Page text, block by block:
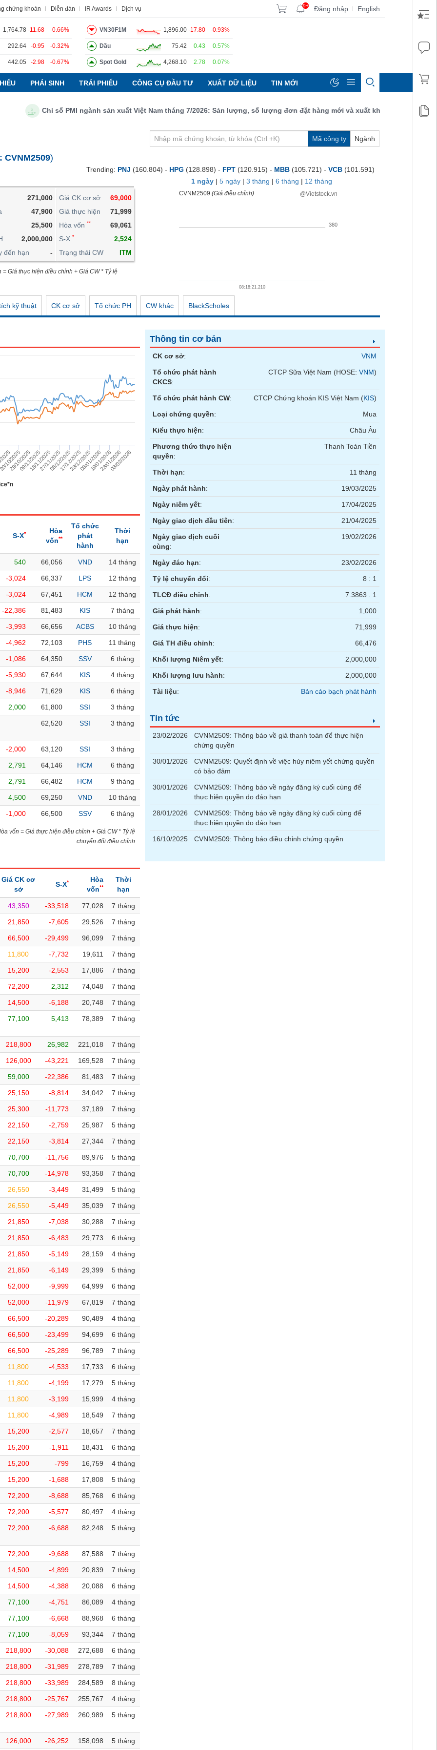
chứng khoán Diễn đàn IR Awards Dịch vụ 9+ Đăng nhập | English
1,764.78 -11.68 -0.66%
292.64 -0.95 -0.32%
442.05 -2.98 -0.67%
VN30F1M 1,896.00 -17.80 -0.93%
Dầu 75.42 0.43 0.57%
Spot Gold 4,268.10 2.78 0.07%
PHÁI SINH TRÁI PHIẾU CÔNG CỤ ĐẦU TƯ XUẤT DỮ LIỆU TIN MỚI
Chỉ số PMI ngành sản xuất Việt Nam tháng 7/2026: Sản lượng, số lượng đơn đặt hàng mới và xuất khẩu đều tăng đạt 52,9
Mã công ty Ngành
CVNM2509)
271,000
47,900
25,500
2,000,000
đến hạn
-
Giá CK cơ sở
69,000
Giá thực hiện
71,999
Hòa vốn **
69,061
S-X *
2,524
Trạng thái CW
ITM
Giá thực hiện điều chỉnh + Giá CW * Tỷ lệ
Trending: PNJ (160.804) - HPG (128.898) - FPT (120.915) - MBB (105.721) - VCB (101.591)
1 ngày | 5 ngày | 3 tháng | 6 tháng | 12 tháng
CVNM2509 (Giá điều chỉnh) @Vietstock.vn
08:18:21.210
380
kỹ thuật CK cơ sở Tổ chức PH CW khác BlackScholes
10/2025
29/10/2025
09/11/2025
18/11/2025
27/11/2025
08/12/2025
17/12/2025
28/12/2025
08/01/2026
19/01/2026
28/01/2026
08/02/2026
S-X*
Hòa
vốn**
Tổ chức
phát
hành
Thời
hạn
540 66,056 VND 14 tháng
-3,024 66,337 LPS 12 tháng
-3,024 67,451 HCM 12 tháng
-22,386 81,483 KIS 7 tháng
-3,993 66,656 ACBS 10 tháng
-4,962 72,103 PHS 11 tháng
-1,086 64,350 SSV 6 tháng
-5,930 67,644 KIS 4 tháng
-8,946 71,629 KIS 6 tháng
2,000 61,800 SSI 3 tháng
62,520 SSI 3 tháng
-2,000 63,120 SSI 3 tháng
2,791 64,146 HCM 6 tháng
2,791 66,482 HCM 9 tháng
4,500 69,250 VND 10 tháng
-1,000 66,500 SSV 6 tháng
vốn = Giá thực hiện điều chỉnh + Giá CW * Tỷ lệ
chuyển đổi điều chỉnh
Giá CK cơ
sở
S-X*
Hòa
vốn**
Thời
hạn
43,350 -33,518 77,028 7 tháng
21,850 -7,605 29,526 7 tháng
66,500 -29,499 96,099 7 tháng
11,800 -7,732 19,611 7 tháng
15,200 -2,553 17,886 7 tháng
72,200 2,312 74,048 7 tháng
14,500 -6,188 20,748 7 tháng
77,100 5,413 78,389 7 tháng
218,800 26,982 221,018 7 tháng
126,000 -43,221 169,528 7 tháng
59,000 -22,386 81,483 7 tháng
25,150 -8,814 34,042 7 tháng
25,300 -11,773 37,189 7 tháng
22,150 -2,759 25,987 5 tháng
22,150 -3,814 27,344 7 tháng
70,700 -11,756 89,976 5 tháng
70,700 -14,978 93,358 7 tháng
26,550 -3,449 31,499 5 tháng
26,550 -5,449 35,039 7 tháng
21,850 -7,038 30,288 7 tháng
21,850 -6,483 29,773 6 tháng
21,850 -5,149 28,159 4 tháng
21,850 -6,149 29,399 5 tháng
52,000 -9,999 64,999 6 tháng
52,000 -11,979 67,819 7 tháng
66,500 -20,289 90,489 4 tháng
66,500 -23,499 94,699 6 tháng
66,500 -25,289 96,789 7 tháng
11,800 -4,533 17,733 6 tháng
11,800 -4,199 17,279 5 tháng
11,800 -3,199 15,999 4 tháng
11,800 -4,989 18,549 7 tháng
15,200 -2,577 18,657 7 tháng
15,200 -1,911 18,431 6 tháng
15,200 -799 16,759 4 tháng
15,200 -1,688 17,808 5 tháng
72,200 -8,688 85,768 6 tháng
72,200 -5,577 80,497 4 tháng
72,200 -6,688 82,248 5 tháng
72,200 -9,688 87,588 7 tháng
14,500 -4,899 20,839 7 tháng
14,500 -4,388 20,088 6 tháng
77,100 -4,751 86,089 4 tháng
77,100 -6,668 88,968 6 tháng
77,100 -8,059 93,344 7 tháng
218,800 -30,088 272,688 6 tháng
218,800 -31,989 278,789 7 tháng
218,800 -33,989 284,589 8 tháng
218,800 -25,767 255,767 4 tháng
218,800 -27,989 260,989 5 tháng
126,000 -26,252 158,098 5 tháng
Thông tin cơ bản
CK cơ sở: VNM
Tổ chức phát hành
CKCS:
CTCP Sữa Việt Nam (HOSE:VNM)
Tổ chức phát hành CW: CTCP Chứng khoán KIS Việt Nam (KIS)
Loại chứng quyền: Mua
Kiểu thực hiện: Châu Âu
Phương thức thực hiện
quyền:
Thanh Toán Tiền
Thời hạn: 11 tháng
Ngày phát hành: 19/03/2025
Ngày niêm yết: 17/04/2025
Ngày giao dịch đầu tiên: 21/04/2025
Ngày giao dịch cuối
cùng:
19/02/2026
Ngày đáo hạn: 23/02/2026
Tỷ lệ chuyển đổi: 8 : 1
TLCĐ điều chỉnh: 7.3863 : 1
Giá phát hành: 1,000
Giá thực hiện: 71,999
Giá TH điều chỉnh: 66,476
Khối lượng Niêm yết: 2,000,000
Khối lượng lưu hành: 2,000,000
Tài liệu: Bản cáo bạch phát hành
Tin tức
23/02/2026
CVNM2509: Thông báo về giá thanh toán để thực hiện
chứng quyền
30/01/2026
CVNM2509: Quyết định về việc hủy niêm yết chứng quyền
có bảo đảm
30/01/2026
CVNM2509: Thông báo về ngày đăng ký cuối cùng để
thực hiện quyền do đáo hạn
28/01/2026
CVNM2509: Thông báo về ngày đăng ký cuối cùng để
thực hiện quyền do đáo hạn
16/10/2025 CVNM2509: Thông báo điều chỉnh chứng quyền
Tin tức Báo cáo phân tích Thuật ngữ Dịch vụ
PHÁI SINH
TRÁI PHIẾU
CÔNG CỤ ĐẦU TƯ
XUẤT DỮ LIỆU
TIN MỚI
Hợp đồng tương lai Trái phiếu